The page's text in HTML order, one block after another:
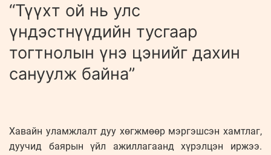
“Түүхт ой нь улс
үндэстнүүдийн тусгаар
тогтнолын үнэ цэнийг дахин
сануулж байна”
Хавайн уламжлалт дуу хөгжмөөр мэргэшсэн хамтлаг,
дуучид баярын үйл ажиллагаанд хүрэлцэн иржээ.